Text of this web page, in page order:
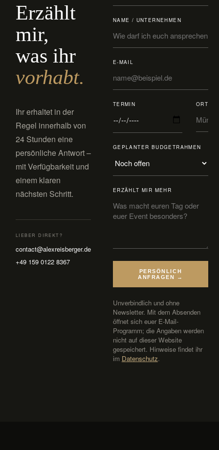
Erzählt
mir,
was ihr
vorhabt.
Ihr erhaltet in der
Regel innerhalb von
24 Stunden eine
persönliche Antwort –
mit Verfügbarkeit und
einem klaren
nächsten Schritt.
LIEBER DIREKT?
contact@alexreisberger.de
+49 159 0122 8367
NAME / UNTERNEHMEN
E-MAIL
TERMIN ORT
GEPLANTER BUDGETRAHMEN
ERZÄHLT MIR MEHR
PERSÖNLICH
ANFRAGEN →
Unverbindlich und ohne
Newsletter. Mit dem Absenden
öffnet sich euer E-Mail-
Programm; die Angaben werden
nicht auf dieser Website
gespeichert. Hinweise findet ihr
im Datenschutz.